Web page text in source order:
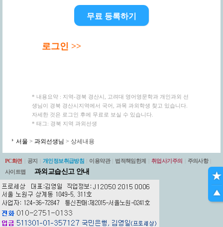
무료 등록하기
로그인 >>
* 내용요약 : 지역-경북 경산시, 고려대 영어영문학과 개인과외 선
생님이 경북 경산시지역에서 국어, 과목 과외학생 찾고 있습니다.
자세한 것은 로그인 후에 무료로 보실 수 있습니다.
* 태그: 경북 지역 과외선생
서울 > 과외선생님 > 상세내용
PC화면 공지 개인정보취급방침 이용약관 법적책임한계 취업사기주의 주의사항
사이트맵
과외교습신고 안내